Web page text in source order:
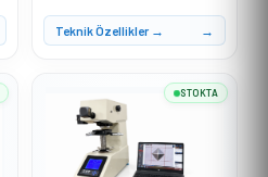
Teknik Özellikler →
STOKTA